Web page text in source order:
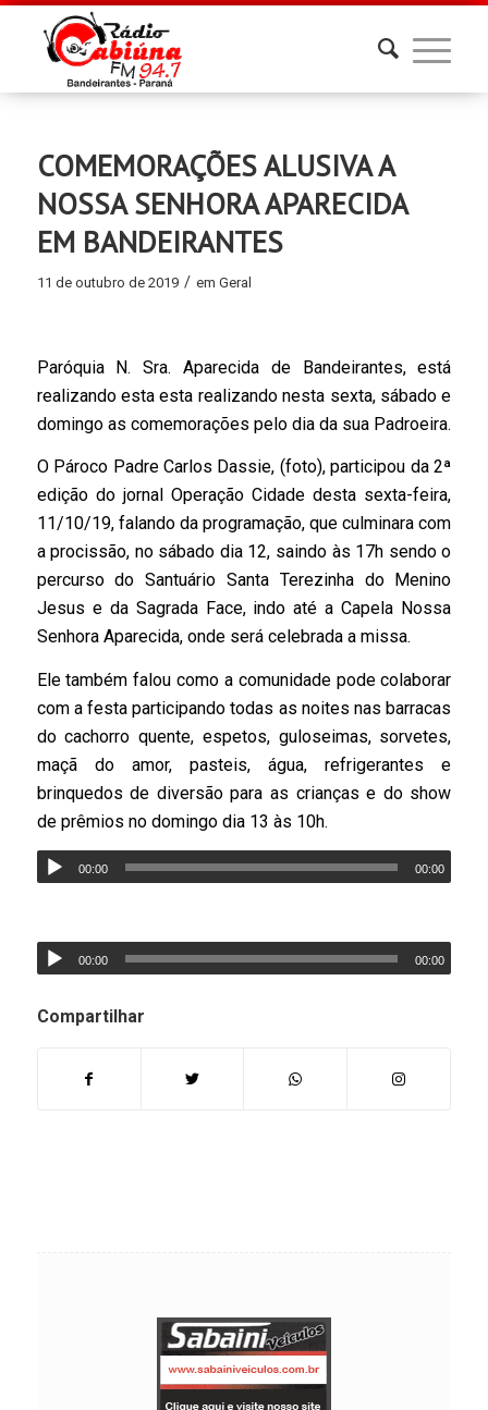
COMEMORAÇÕES ALUSIVA A
NOSSA SENHORA APARECIDA
EM BANDEIRANTES
11 de outubro de 2019 / em Geral
Paróquia N. Sra. Aparecida de Bandeirantes, está
realizando esta esta realizando nesta sexta, sábado e
domingo as comemorações pelo dia da sua Padroeira.
O Pároco Padre Carlos Dassie, (foto), participou da 2ª
edição do jornal Operação Cidade desta sexta-feira,
11/10/19, falando da programação, que culminara com
a procissão, no sábado dia 12, saindo às 17h sendo o
percurso do Santuário Santa Terezinha do Menino
Jesus e da Sagrada Face, indo até a Capela Nossa
Senhora Aparecida, onde será celebrada a missa.
Ele também falou como a comunidade pode colaborar
com a festa participando todas as noites nas barracas
do cachorro quente, espetos, guloseimas, sorvetes,
maçã do amor, pasteis, água, refrigerantes e
brinquedos de diversão para as crianças e do show
de prêmios no domingo dia 13 às 10h.
00:00 00:00
00:00 00:00
Compartilhar